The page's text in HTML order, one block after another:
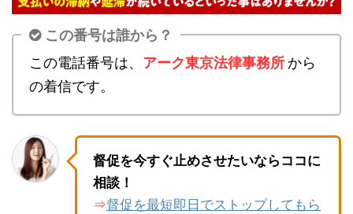
この番号は誰から？
この電話番号は、 アーク東京法律事務所から
の着信です。
督促を今すぐ止めさせたいならココに
相談！
⇒督促を最短即日でストップしてもら